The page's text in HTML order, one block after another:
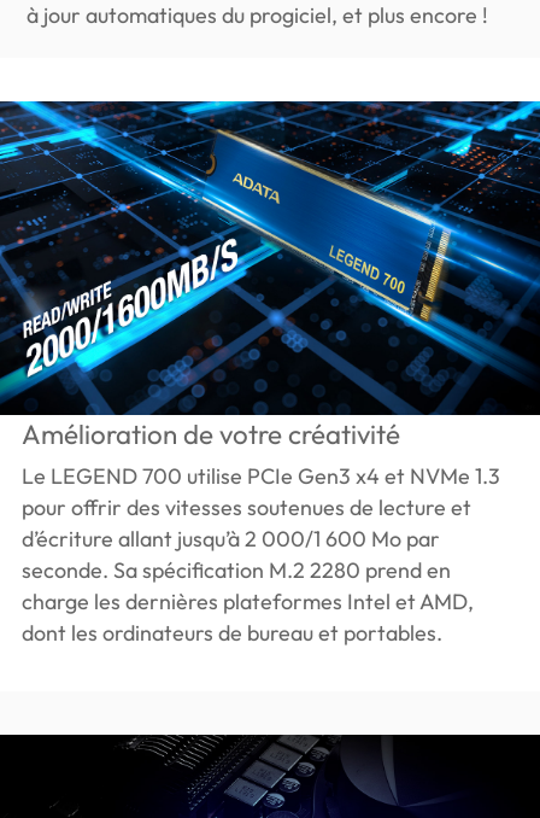
à jour automatiques du progiciel, et plus encore !
Amélioration de votre créativité
Le LEGEND 700 utilise PCIe Gen3 x4 et NVMe 1.3
pour offrir des vitesses soutenues de lecture et
d’écriture allant jusqu’à 2 000/1 600 Mo par
seconde. Sa spécification M.2 2280 prend en
charge les dernières plateformes Intel et AMD,
dont les ordinateurs de bureau et portables.